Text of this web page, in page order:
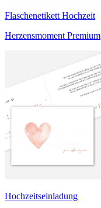
Flaschenetikett Hochzeit
Herzensmoment Premium
Hochzeitseinladung